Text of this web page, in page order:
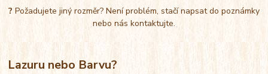
? Požadujete jiný rozměr? Není problém, stačí napsat do poznámky
nebo nás kontaktujte.
Lazuru nebo Barvu?